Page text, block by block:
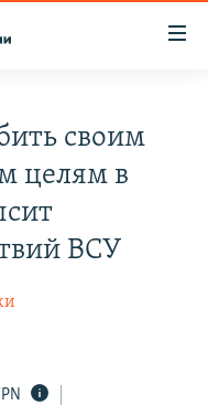
своим
целям в
ВСУ